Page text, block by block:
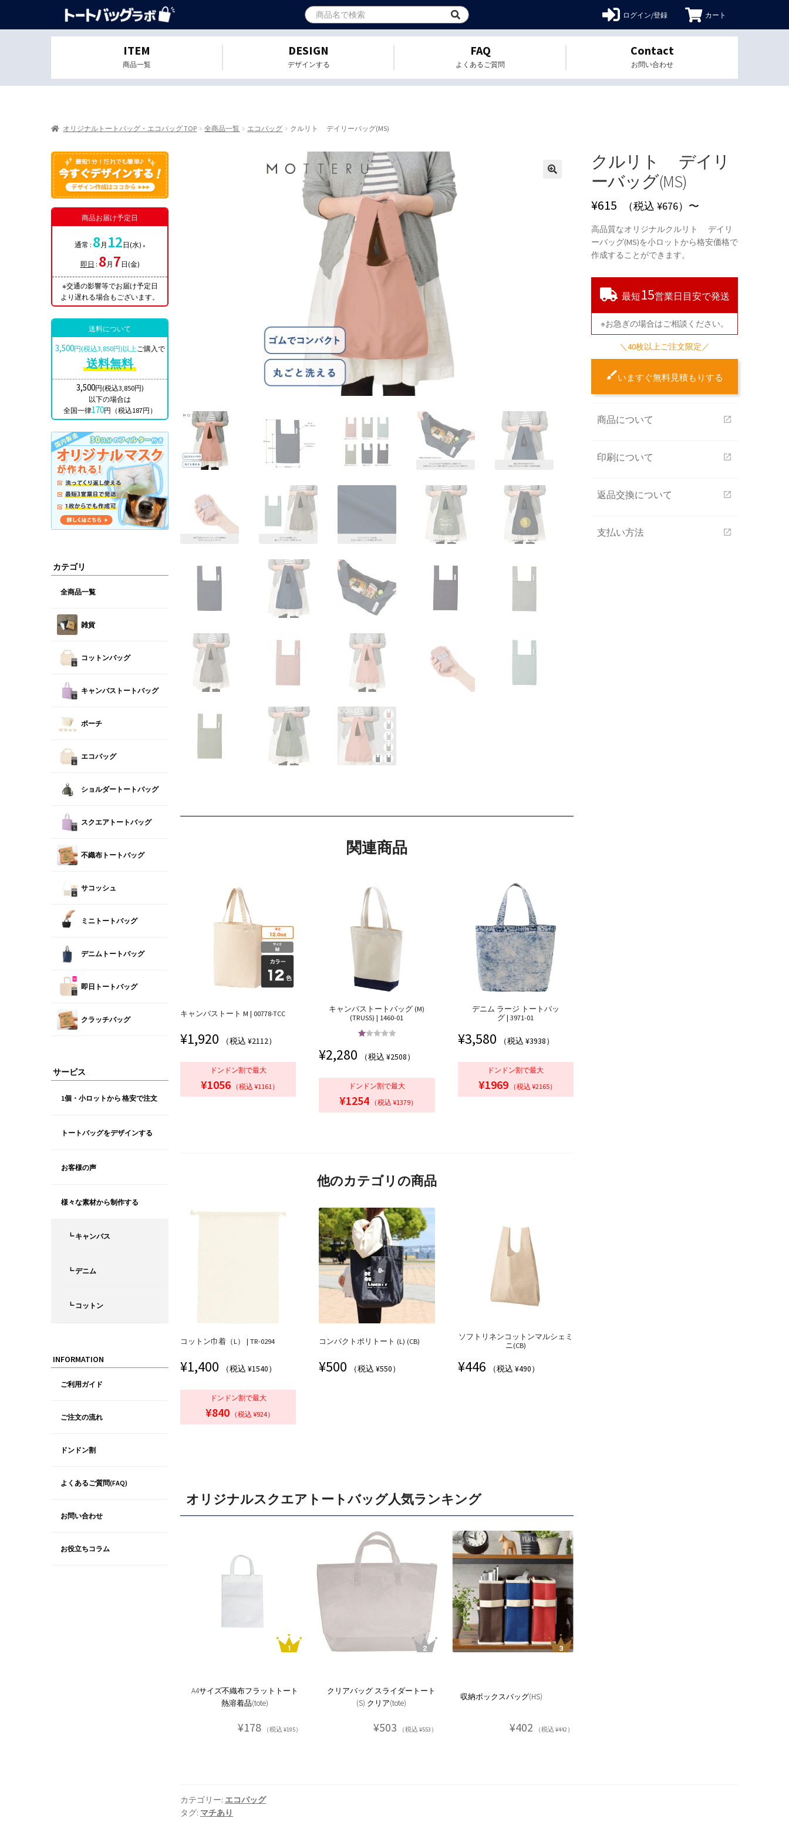
ログイン/登録 カート
ITEM
商品一覧
DESIGN
デザインする
FAQ
よくあるご質問
Contact
お問い合わせ
オリジナルトートバッグ・エコバッグ TOP 全商品一覧 エコバッグ クルリト デイリーバッグ(MS)
クルリト デイリ
ーバッグ(MS)
¥615 （税込 ¥676）〜
高品質なオリジナルクルリト デイリ
ーバッグ(MS)を小ロットから格安価格で
作成することができます。
最短15営業日目安で発送
※お急ぎの場合はご相談ください。
＼40枚以上ご注文限定／
いますぐ無料見積もりする
商品について open_in_new
印刷について open_in_new
返品交換について open_in_new
支払い方法 open_in_new
関連商品
キャンバストート M | 00778-TCC
¥1,920 （税込 ¥2112）
ドンドン割で最大
¥1056 （税込 ¥1161）
キャンバストートバッグ (M)
(TRUSS) | 1460-01
の評価
¥2,280 （税込 ¥2508）
ドンドン割で最大
¥1254 （税込 ¥1379）
デニム ラージ トートバッ
グ | 3971-01
¥3,580 （税込 ¥3938）
ドンドン割で最大
¥1969 （税込 ¥2165）
他のカテゴリの商品
コットン巾着（L） | TR-0294
¥1,400 （税込 ¥1540）
ドンドン割で最大
¥840 （税込 ¥924）
コンパクトポリトート (L) (CB)
¥500 （税込 ¥550）
ソフトリネンコットンマルシェミ
ニ(CB)
¥446 （税込 ¥490）
オリジナルスクエアトートバッグ人気ランキング
A4サイズ不織布フラットトート
熱溶着品(tote)
¥178 （税込 ¥195）
クリアバッグ スライダートート
(S) クリア(tote)
¥503 （税込 ¥553）
収納ボックスバッグ(HS)
¥402 （税込 ¥442）
カテゴリー: エコバッグ
タグ: マチあり
商品お届け予定日
通常 : 8 月 12 日(水) ※
即日 : 8 月 7 日(金)
※交通の影響等でお届け予定日
より遅れる場合もございます。
送料について
3,500円(税込3,850円)以上ご購入で
送料無料
3,500円(税込3,850円)
以下の場合は
全国一律170円（税込187円）
カテゴリ
全商品一覧
雑貨
コットンバッグ
キャンバストートバッグ
ポーチ
エコバッグ
ショルダートートバッグ
スクエアトートバッグ
不織布トートバッグ
サコッシュ
ミニトートバッグ
デニムトートバッグ
即日トートバッグ
クラッチバッグ
サービス
1個・小ロットから 格安で注文
トートバッグをデザインする
お客様の声
様々な素材から制作する
┗ キャンバス
┗ デニム
┗ コットン
INFORMATION
ご利用ガイド
ご注文の流れ
ドンドン割
よくあるご質問(FAQ)
お問い合わせ
お役立ちコラム